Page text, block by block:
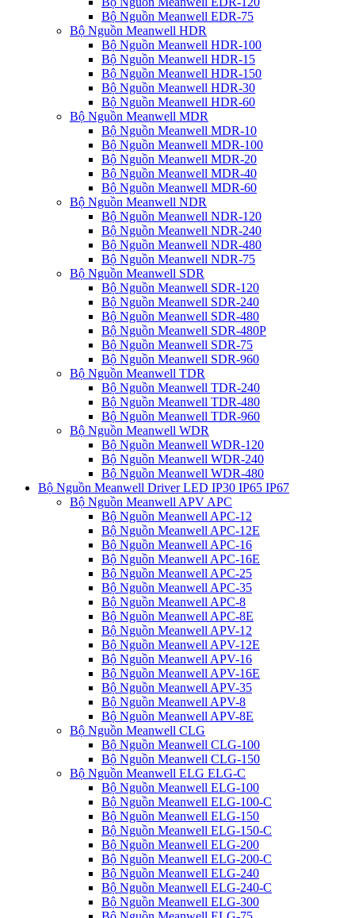
Bộ Nguồn Meanwell EDR-75
Bộ Nguồn Meanwell HDR
Bộ Nguồn Meanwell HDR-100
Bộ Nguồn Meanwell HDR-15
Bộ Nguồn Meanwell HDR-150
Bộ Nguồn Meanwell HDR-30
Bộ Nguồn Meanwell HDR-60
Bộ Nguồn Meanwell MDR
Bộ Nguồn Meanwell MDR-10
Bộ Nguồn Meanwell MDR-100
Bộ Nguồn Meanwell MDR-20
Bộ Nguồn Meanwell MDR-40
Bộ Nguồn Meanwell MDR-60
Bộ Nguồn Meanwell NDR
Bộ Nguồn Meanwell NDR-120
Bộ Nguồn Meanwell NDR-240
Bộ Nguồn Meanwell NDR-480
Bộ Nguồn Meanwell NDR-75
Bộ Nguồn Meanwell SDR
Bộ Nguồn Meanwell SDR-120
Bộ Nguồn Meanwell SDR-240
Bộ Nguồn Meanwell SDR-480
Bộ Nguồn Meanwell SDR-480P
Bộ Nguồn Meanwell SDR-75
Bộ Nguồn Meanwell SDR-960
Bộ Nguồn Meanwell TDR
Bộ Nguồn Meanwell TDR-240
Bộ Nguồn Meanwell TDR-480
Bộ Nguồn Meanwell TDR-960
Bộ Nguồn Meanwell WDR
Bộ Nguồn Meanwell WDR-120
Bộ Nguồn Meanwell WDR-240
Bộ Nguồn Meanwell WDR-480
Bộ Nguồn Meanwell Driver LED IP30 IP65 IP67
Bộ Nguồn Meanwell APV APC
Bộ Nguồn Meanwell APC-12
Bộ Nguồn Meanwell APC-12E
Bộ Nguồn Meanwell APC-16
Bộ Nguồn Meanwell APC-16E
Bộ Nguồn Meanwell APC-25
Bộ Nguồn Meanwell APC-35
Bộ Nguồn Meanwell APC-8
Bộ Nguồn Meanwell APC-8E
Bộ Nguồn Meanwell APV-12
Bộ Nguồn Meanwell APV-12E
Bộ Nguồn Meanwell APV-16
Bộ Nguồn Meanwell APV-16E
Bộ Nguồn Meanwell APV-35
Bộ Nguồn Meanwell APV-8
Bộ Nguồn Meanwell APV-8E
Bộ Nguồn Meanwell CLG
Bộ Nguồn Meanwell CLG-100
Bộ Nguồn Meanwell CLG-150
Bộ Nguồn Meanwell ELG ELG-C
Bộ Nguồn Meanwell ELG-100
Bộ Nguồn Meanwell ELG-100-C
Bộ Nguồn Meanwell ELG-150
Bộ Nguồn Meanwell ELG-150-C
Bộ Nguồn Meanwell ELG-200
Bộ Nguồn Meanwell ELG-200-C
Bộ Nguồn Meanwell ELG-240
Bộ Nguồn Meanwell ELG-240-C
Bộ Nguồn Meanwell ELG-300